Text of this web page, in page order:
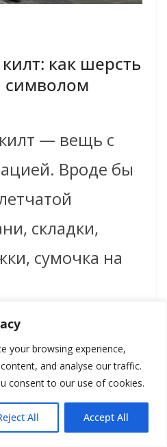
your browsing experience,
and analyse our traffic.
consent to our use of cookies.
All Accept All
как шерсть
символом
— вещь с
Вроде бы
складки,
сумочка на